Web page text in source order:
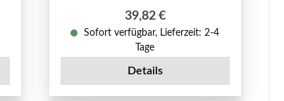
Regulärer Preis:
39,82 €
Sofort verfügbar, Lieferzeit: 2-4
Tage
Details